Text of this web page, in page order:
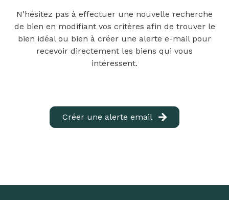
louer
biens
loués
N'hésitez pas à effectuer une nouvelle recherche
de bien en modifiant vos critères afin de trouver le
bien idéal ou bien à créer une alerte e-mail pour
recevoir directement les biens qui vous
intéressent.
Créer une alerte email